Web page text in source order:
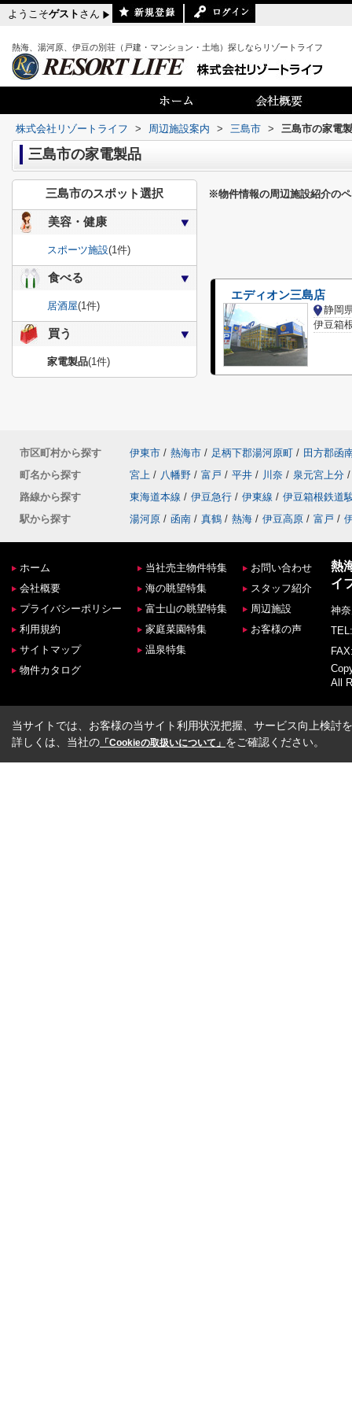
ようこそゲスト さん
熱海、湯河原、伊豆の別荘（戸建・マンション・土地）探しならリゾートライフ
株式会社リゾートライフ > 周辺施設案内 > 三島市 > 三島市の家電
三島市の家電製品
※物件情報の周辺施設紹介の
エディオン三島店
静岡
伊豆箱
三島市のスポット選択
美容・健康
スポーツ施設(1件)
食べる
居酒屋(1件)
買う
家電製品(1件)
市区町村から探す 伊東市 / 熱海市 / 足柄下郡湯河原町 / 田方郡函
町名から探す
宮上 / 八幡野 / 富戸 / 平井 / 川奈 / 泉元宮上分 /
路線から探す
東海道本線 / 伊豆急行 / 伊東線 / 伊豆箱根鉄道
駅から探す
湯河原 / 函南 / 真鶴 / 熱海 / 伊豆高原 / 富戸 /
ホーム
会社概要
プライバシーポリシー
利用規約
サイトマップ
物件カタログ
当社売主物件特集
海の眺望特集
富士山の眺望特集
家庭菜園特集
温泉特集
お問い合わせ
スタッフ紹介
周辺施設
お客様の声
熱
イ
神
All
当サイトでは、お客様の当サイト利用状況把握、サービス向上検討
詳しくは、当社の 「Cookieの取扱いについて」 をご確認ください。